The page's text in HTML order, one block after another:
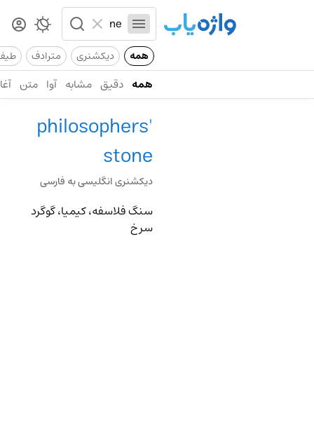
همه دیکشنری مترادف
همه دقیق مشابه آوا متن
philosophers'
stone
دیکشنری انگلیسی به فارسی
سنگ فلاسفه، کیمیا، گوگرد
سرخ